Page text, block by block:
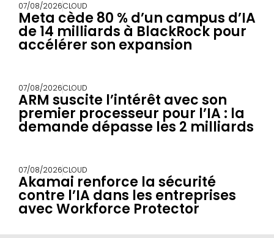
07/08/2026CLOUD
Meta cède 80 % d’un campus d’IA
de 14 milliards à BlackRock pour
accélérer son expansion
07/08/2026CLOUD
ARM suscite l’intérêt avec son
premier processeur pour l’IA : la
demande dépasse les 2 milliards
07/08/2026CLOUD
Akamai renforce la sécurité
contre l’IA dans les entreprises
avec Workforce Protector